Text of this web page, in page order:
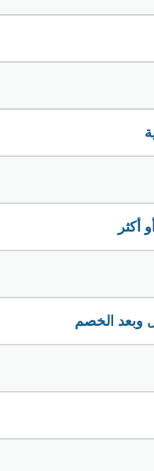
أكثر
وبعد الخصم